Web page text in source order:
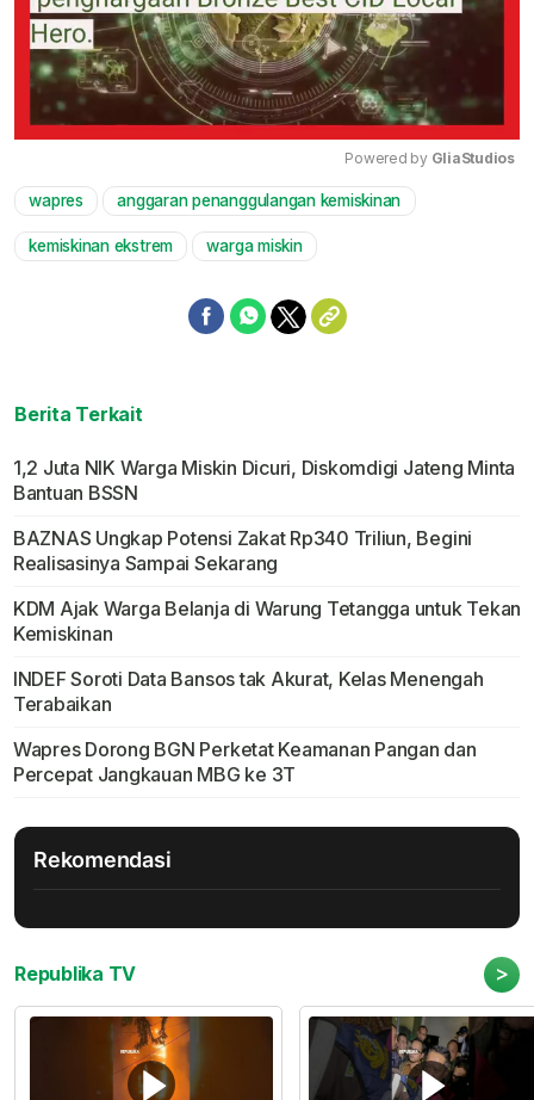
Powered by GliaStudios
wapres anggaran penanggulangan kemiskinan
kemiskinan ekstrem warga miskin
Berita Terkait
1,2 Juta NIK Warga Miskin Dicuri, Diskomdigi Jateng Minta
Bantuan BSSN
BAZNAS Ungkap Potensi Zakat Rp340 Triliun, Begini
Realisasinya Sampai Sekarang
KDM Ajak Warga Belanja di Warung Tetangga untuk Tekan
Kemiskinan
INDEF Soroti Data Bansos tak Akurat, Kelas Menengah
Terabaikan
Wapres Dorong BGN Perketat Keamanan Pangan dan
Percepat Jangkauan MBG ke 3T
Rekomendasi
Republika TV >